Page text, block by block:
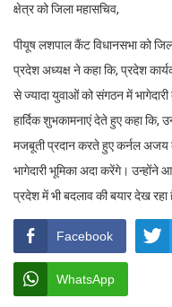
क्षेत्र को जिला महासचिव,
पीयूष लशपाल कैंट विधानसभा को
प्रदेश अध्यक्ष ने कहा कि, प्रदेश
से ज्यादा युवाओं को संगठन में भागेदारी
हार्दिक शुभकामनाएं देते हुए कहा कि,
मजबूती प्रदान करते हुए कर्नल अजय
भागेदारी भूमिका अदा करेंगे। उन्होंने
प्रदेश में भी बदलाव की बयार देख रहा
Facebook
WhatsApp